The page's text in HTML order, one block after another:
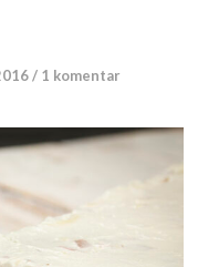
/ 1 komentar